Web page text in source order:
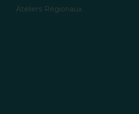
Ateliers Régionaux